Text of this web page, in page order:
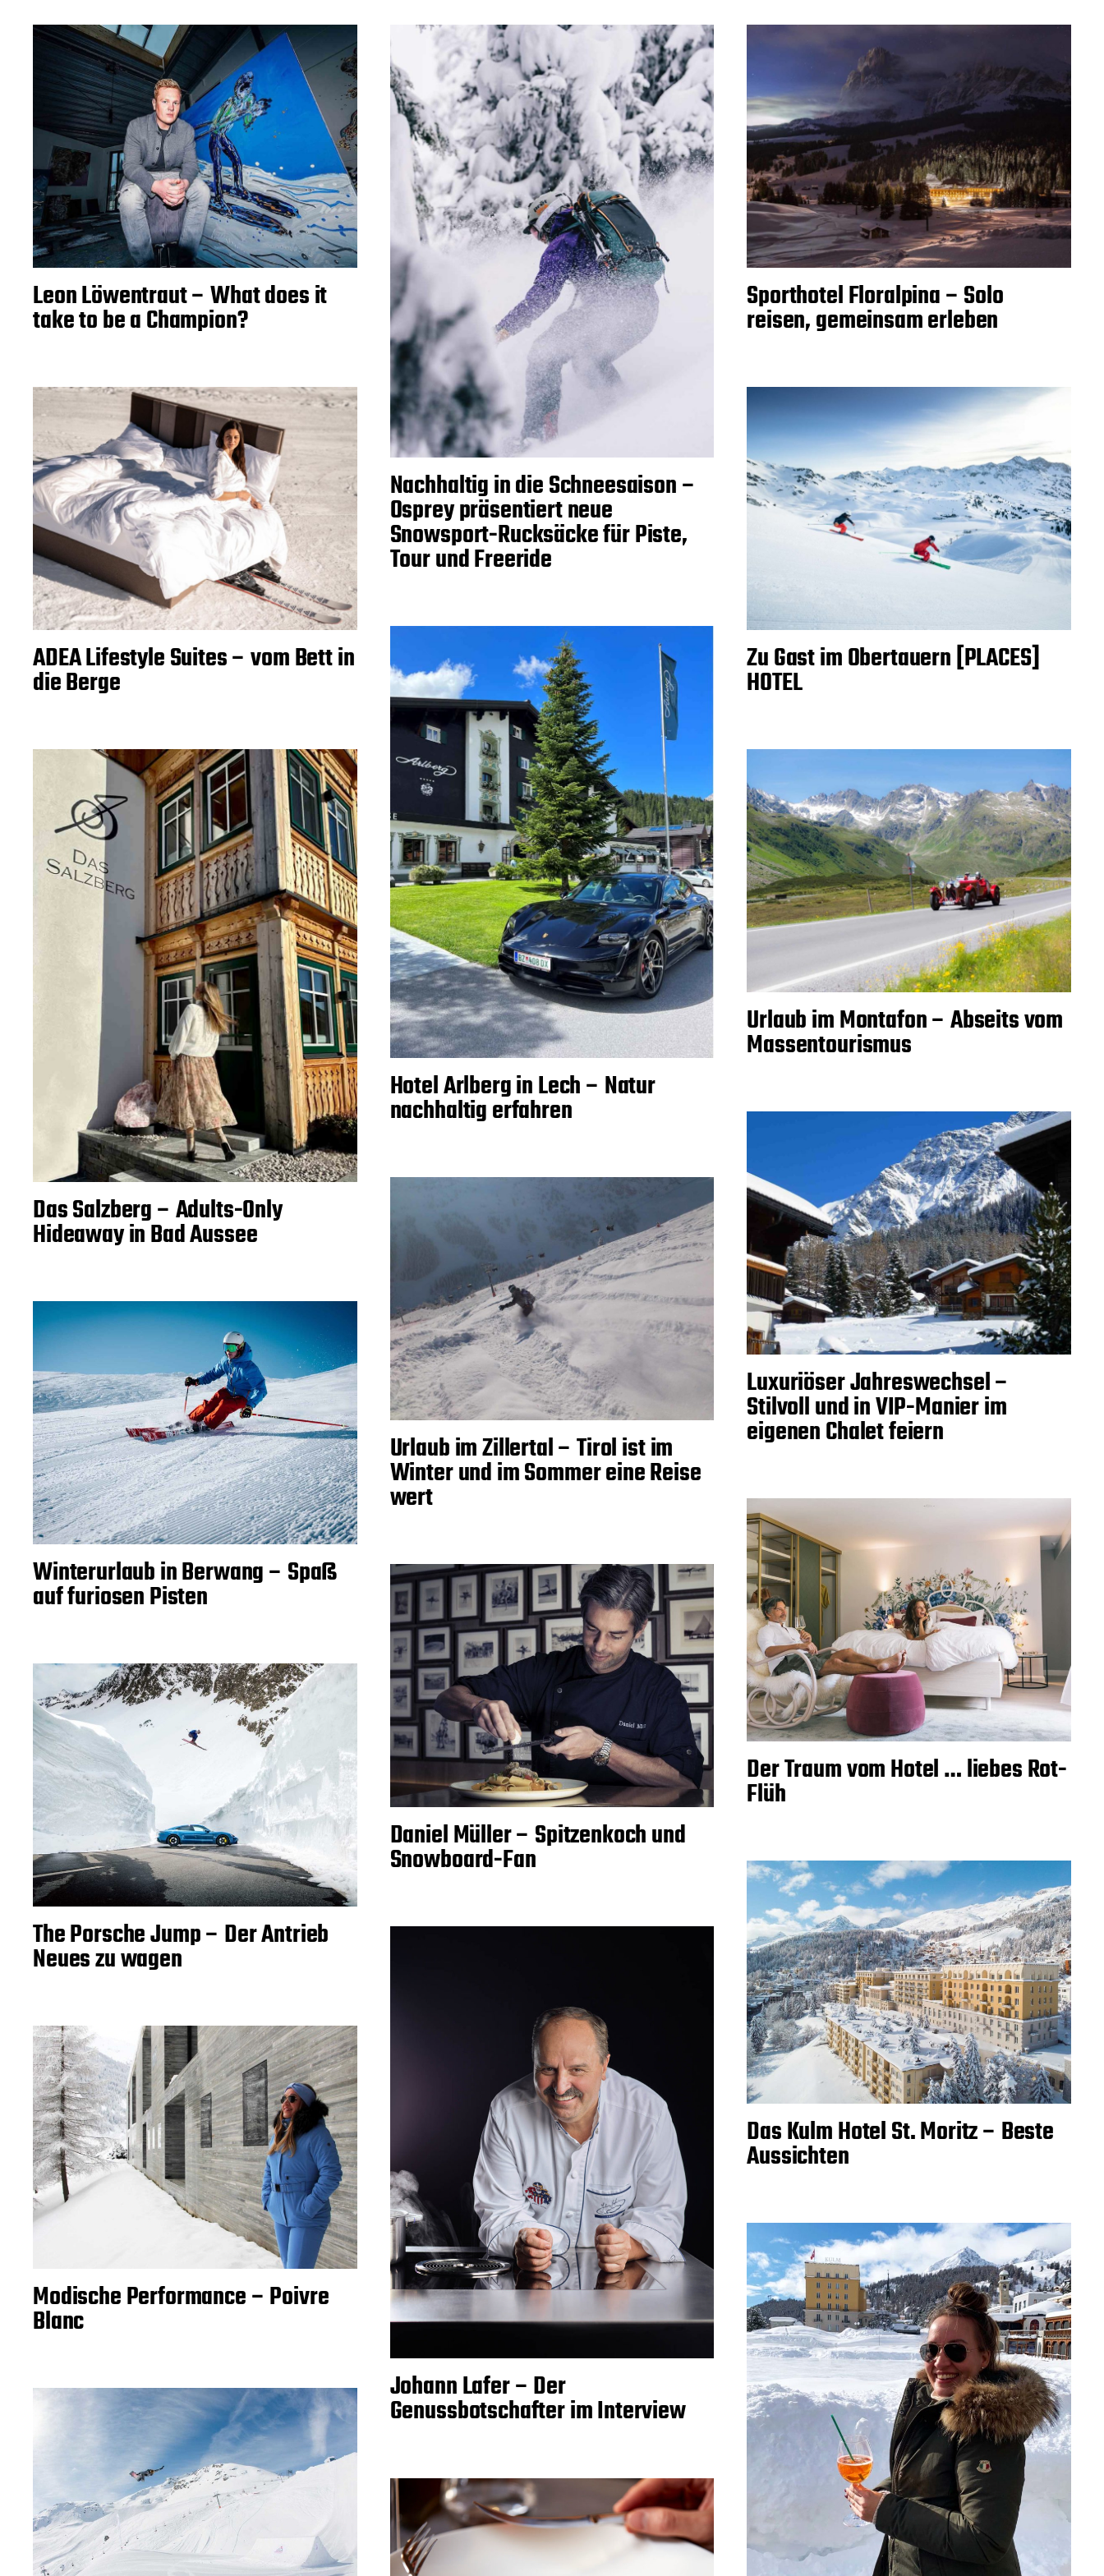
Leon Löwentraut – What does it
take to be a Champion?
Nachhaltig in die Schneesaison –
Osprey präsentiert neue
Snowsport-Rucksäcke für Piste,
Tour und Freeride
Sporthotel Floralpina – Solo
reisen, gemeinsam erleben
ADEA Lifestyle Suites – vom Bett in
die Berge
Zu Gast im Obertauern [PLACES]
HOTEL
Hotel Arlberg in Lech – Natur
nachhaltig erfahren
Das Salzberg – Adults-Only
Hideaway in Bad Aussee
Urlaub im Montafon – Abseits vom
Massentourismus
Luxuriöser Jahreswechsel –
Stilvoll und in VIP-Manier im
eigenen Chalet feiern
Urlaub im Zillertal – Tirol ist im
Winter und im Sommer eine Reise
wert
Winterurlaub in Berwang – Spaß
auf furiosen Pisten
Der Traum vom Hotel … liebes Rot-
Flüh
Daniel Müller – Spitzenkoch und
Snowboard-Fan
The Porsche Jump – Der Antrieb
Neues zu wagen
Das Kulm Hotel St. Moritz – Beste
Aussichten
Johann Lafer – Der
Genussbotschafter im Interview
Modische Performance – Poivre
Blanc